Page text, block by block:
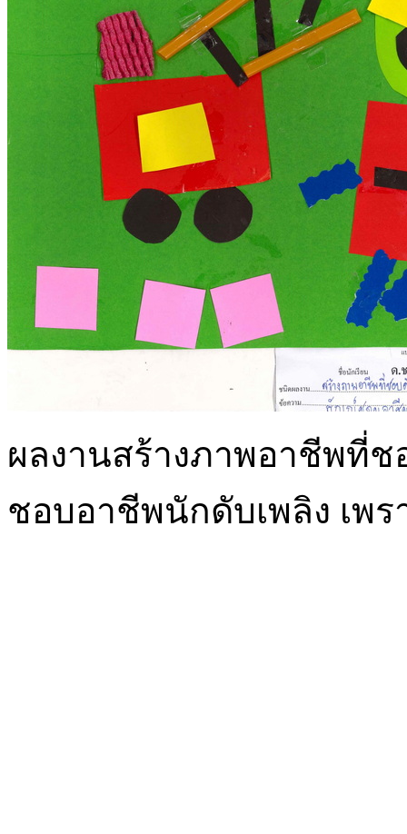
ผลงานสร้างภาพอาชีพที่
ชอบอาชีพนักดับเพลิง เพร